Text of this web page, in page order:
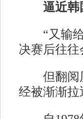
逼近韩国
“又输给
决赛后往往
但翻阅历
经被渐渐拉